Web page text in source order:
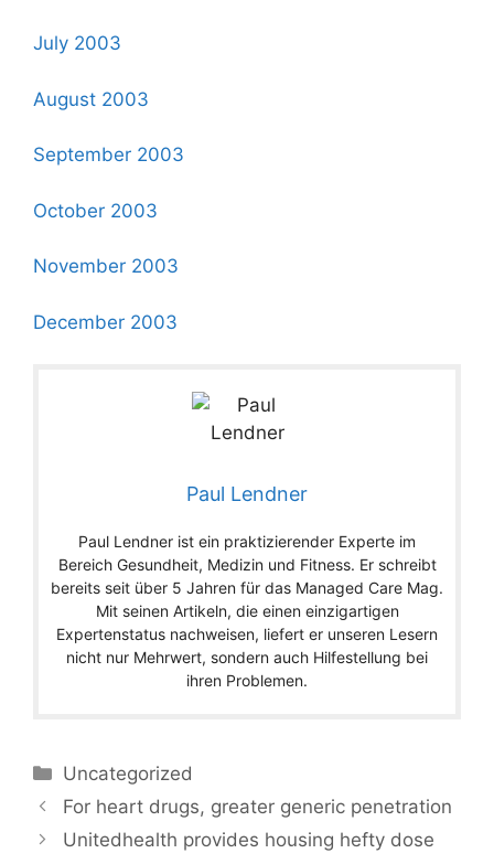
July 2003
August 2003
September 2003
October 2003
November 2003
December 2003
Paul Lendner
Paul Lendner ist ein praktizierender Experte im
Bereich Gesundheit, Medizin und Fitness. Er schreibt
bereits seit über 5 Jahren für das Managed Care Mag.
Mit seinen Artikeln, die einen einzigartigen
Expertenstatus nachweisen, liefert er unseren Lesern
nicht nur Mehrwert, sondern auch Hilfestellung bei
ihren Problemen.
Categories
Uncategorized
For heart drugs, greater generic penetration
Unitedhealth provides housing hefty dose